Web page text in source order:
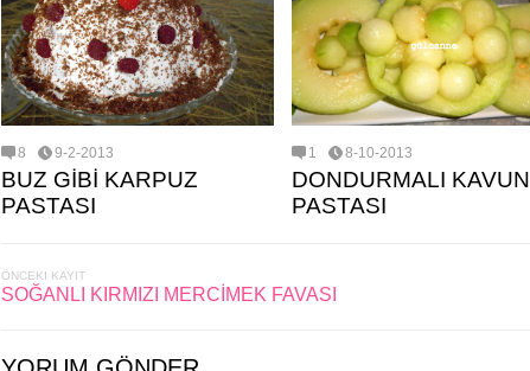
8 9-2-2013
BUZ GİBİ KARPUZ
PASTASI
1 8-10-2013
DONDURMALI KAVUN
PASTASI
ÖNCEKI KAYIT
SOĞANLI KIRMIZI MERCİMEK FAVASI